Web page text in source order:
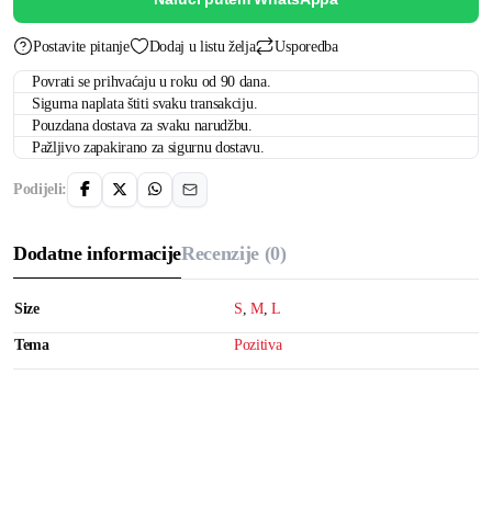
Postavite pitanje Dodaj u listu želja Usporedba
Povrati se prihvaćaju u roku od 90 dana.
Sigurna naplata štiti svaku transakciju.
Pouzdana dostava za svaku narudžbu.
Pažljivo zapakirano za sigurnu dostavu.
Podijeli:
Dodatne informacijeRecenzije (0)
Size S ,M,L
Tema Pozitiva